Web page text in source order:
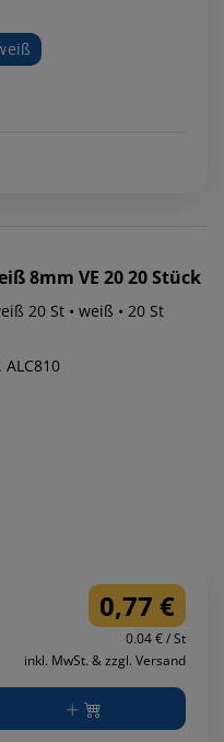
8mm VE 20 20 Stück
20 St • weiß • 20 St
0,77 €
0.04 € / St
inkl. MwSt. & zzgl. Versand